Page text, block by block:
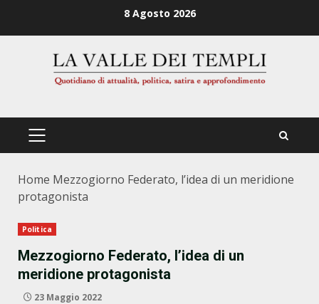
8 Agosto 2026
PRIMÄRES
Home Mezzogiorno Federato, l’idea di un meridione
protagonista
Politica
Mezzogiorno Federato, l’idea di un
meridione protagonista
23 Maggio 2022